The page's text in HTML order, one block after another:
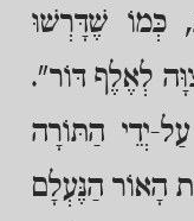
כְּמוֹ שֶׁדָּרְשׁוּ
לְאֶלֶף דּוֹר".
יְדֵי הַתּוֹרָה
הָאוֹר הַנֶּעְלָם